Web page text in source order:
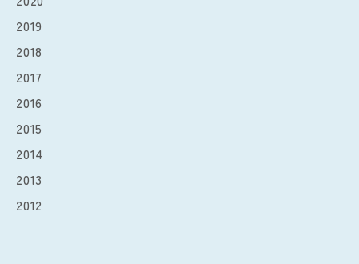
2019
2018
2017
2016
2015
2014
2013
2012